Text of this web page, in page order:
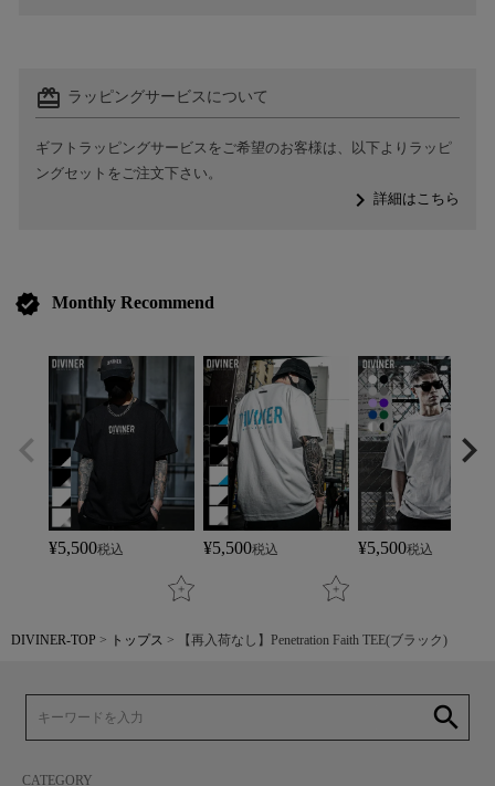
card_giftcard ラッピングサービスについて
ギフトラッピングサービスをご希望のお客様は、以下よりラッピ
ングセットをご注文下さい。
navigate_next詳細はこちら
verified Monthly Recommend
¥5,500税込 ¥5,500税込 ¥5,500税込
DIVINER-TOP トップス 【再入荷なし】Penetration Faith TEE(ブラック)
search
CATEGORY